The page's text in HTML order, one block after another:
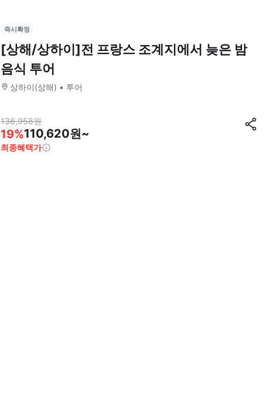
즉시확정
[상해/상하이]전 프랑스 조계지에서 늦은 밤
음식 투어
상하이(상해) 투어
136,958원
19%110,620원~
최종혜택가